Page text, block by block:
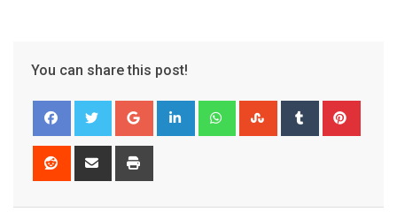
You can share this post!
Google+ LinkedIn WhatsappStumbleUpon
Tumblr
Reddit
Share